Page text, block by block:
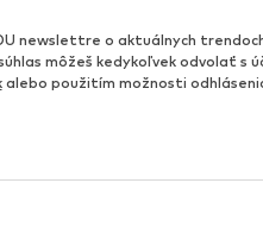
newslettre o aktuálnych
môžeš kedykoľvek odvolať s
alebo použitím možnosti